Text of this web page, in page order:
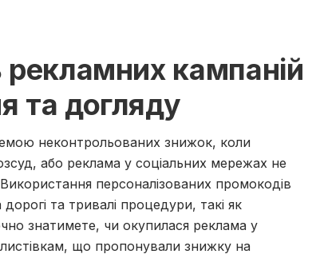
рекламних кампаній
та догляду
неконтрольованих знижок, коли
або реклама у соціальних мережах не
персоналізованих промокодів
та тривалі процедури, такі як
знатимете, чи окупилася реклама у
що пропонували знижку на